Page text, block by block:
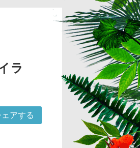
ラ
ェアする